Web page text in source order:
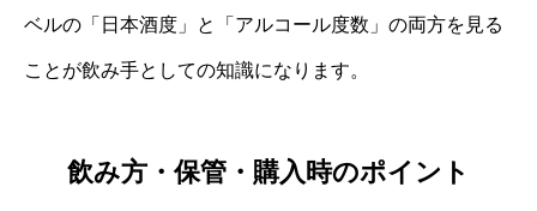
ベルの「日本酒度」と「アルコール度数」の両方を見る
ことが飲み手としての知識になります。
飲み方・保管・購入時のポイント